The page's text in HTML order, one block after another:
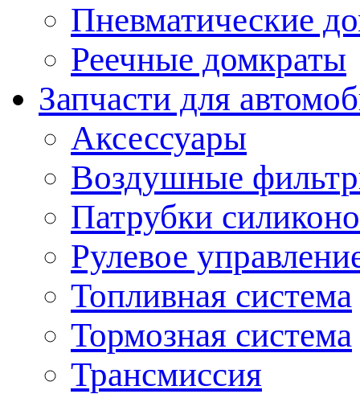
Пневматические
Реечные домкраты
Запчасти для
Аксессуары
Воздушные
Патрубки
Рулевое
Топливная система
Тормозная система
Трансмиссия